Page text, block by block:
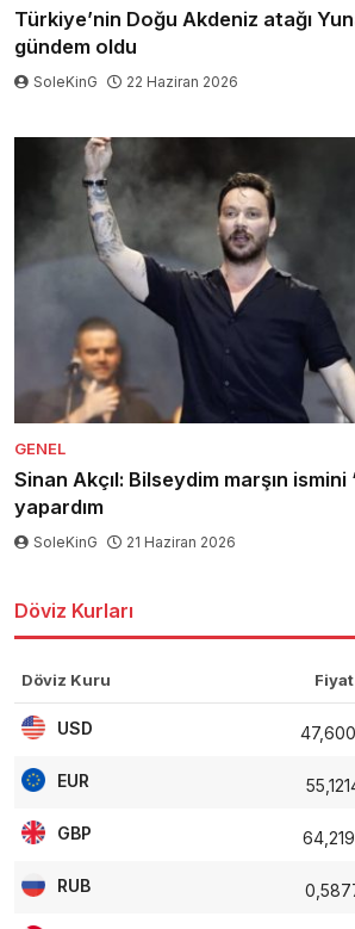
Türkiye’nin Doğu Akdeniz atağı
gündem oldu
SoleKinG 22 Haziran 2026
GENEL
Sinan Akçıl: Bilseydim marşın ismini
yapardım
SoleKinG 21 Haziran 2026
Döviz Kurları
Döviz Kuru Fiyat
USD
EUR
GBP
RUB